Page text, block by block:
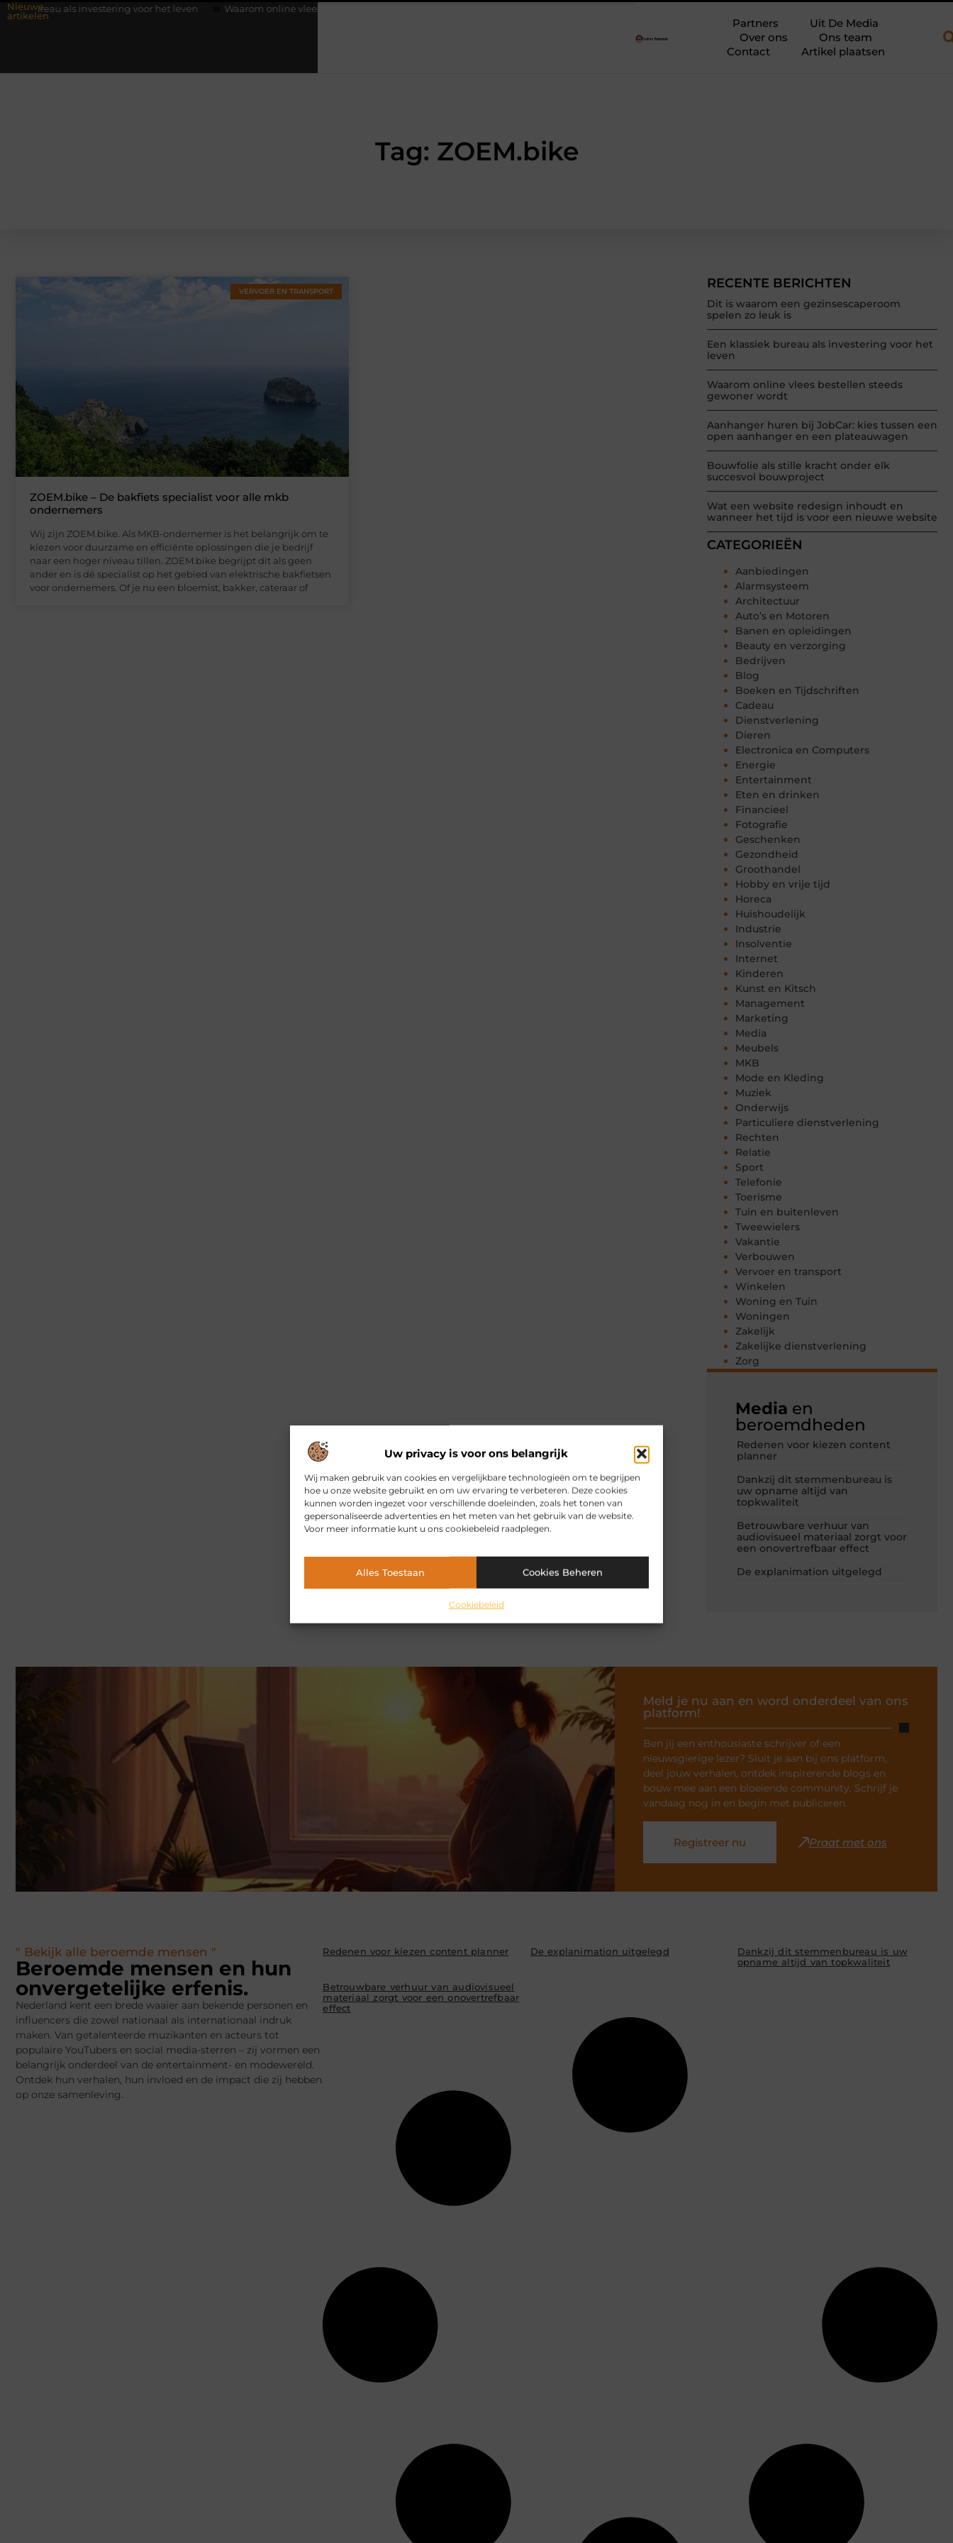
Uw privacy is voor ons belangrijk
Wij maken gebruik van cookies en vergelijkbare technologieën om te begrijpen
hoe u onze website gebruikt en om uw ervaring te verbeteren. Deze cookies
kunnen worden ingezet voor verschillende doeleinden, zoals het tonen van
gepersonaliseerde advertenties en het meten van het gebruik van de website.
Voor meer informatie kunt u ons cookiebeleid raadplegen.
Alles Toestaan Cookies Beheren
Cookiebeleid
Nieuwe
artikelen
als investering voor het leven Waarom online vlees bestellen steeds gewoner wordt
Partners
Uit De Media
Over ons
Ons team
Contact
Artikel plaatsen
Tag: ZOEM.bike
RECENTE BERICHTEN
Dit is waarom een gezinsescaperoom
spelen zo leuk is
Een klassiek bureau als investering voor het
leven
Waarom online vlees bestellen steeds
gewoner wordt
Aanhanger huren bij JobCar: kies tussen een
open aanhanger en een plateauwagen
Bouwfolie als stille kracht onder elk
succesvol bouwproject
Wat een website redesign inhoudt en
wanneer het tijd is voor een nieuwe website
CATEGORIEËN
Aanbiedingen
Alarmsysteem
Architectuur
Auto’s en Motoren
Banen en opleidingen
Beauty en verzorging
Bedrijven
Blog
Boeken en Tijdschriften
Cadeau
Dienstverlening
Dieren
Electronica en Computers
Energie
Entertainment
Eten en drinken
Financieel
Fotografie
Geschenken
Gezondheid
Groothandel
Hobby en vrije tijd
Horeca
Huishoudelijk
Industrie
Insolventie
Internet
Kinderen
Kunst en Kitsch
Management
Marketing
Media
Meubels
MKB
Mode en Kleding
Muziek
Onderwijs
Particuliere dienstverlening
Rechten
Relatie
Sport
Telefonie
Toerisme
Tuin en buitenleven
Tweewielers
Vakantie
Verbouwen
Vervoer en transport
Winkelen
Woning en Tuin
Woningen
Zakelijk
Zakelijke dienstverlening
Zorg
Media en
beroemdheden
Redenen voor kiezen content
planner
Dankzij dit stemmenbureau is
uw opname altijd van
topkwaliteit
Betrouwbare verhuur van
audiovisueel materiaal zorgt voor
een onovertrefbaar effect
De explanimation uitgelegd
VERVOER EN TRANSPORT
ZOEM.bike – De bakfiets specialist voor alle mkb
ondernemers
Wij zijn ZOEM.bike. Als MKB-ondernemer is het belangrijk om te
kiezen voor duurzame en efficiënte oplossingen die je bedrijf
naar een hoger niveau tillen. ZOEM.bike begrijpt dit als geen
ander en is dé specialist op het gebied van elektrische bakfietsen
voor ondernemers. Of je nu een bloemist, bakker, cateraar of
Meld je nu aan en word onderdeel van ons
platform!
Ben jij een enthousiaste schrijver of een
nieuwsgierige lezer? Sluit je aan bij ons platform,
deel jouw verhalen, ontdek inspirerende blogs en
bouw mee aan een bloeiende community. Schrijf je
vandaag nog in en begin met publiceren.
Registreer nu Praat met ons
" Bekijk alle beroemde mensen "
Beroemde mensen en hun
onvergetelijke erfenis.
Nederland kent een brede waaier aan bekende personen en
influencers die zowel nationaal als internationaal indruk
maken. Van getalenteerde muzikanten en acteurs tot
populaire YouTubers en social media-sterren – zij vormen een
belangrijk onderdeel van de entertainment- en modewereld.
Ontdek hun verhalen, hun invloed en de impact die zij hebben
op onze samenleving.
Redenen voor kiezen content planner De explanimation uitgelegd
Dankzij dit stemmenbureau is uw
opname altijd van topkwaliteit
Betrouwbare verhuur van audiovisueel
materiaal zorgt voor een onovertrefbaar
effect